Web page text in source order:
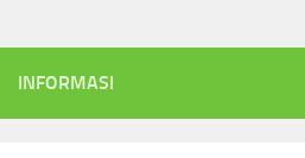
INFORMASI